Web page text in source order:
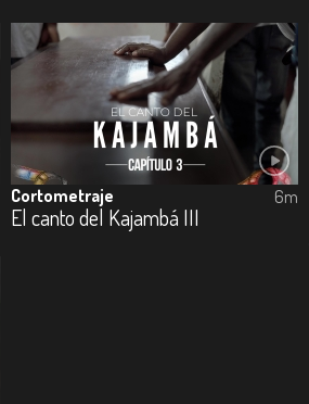
Cortometraje
El canto del Kajambá III
6m